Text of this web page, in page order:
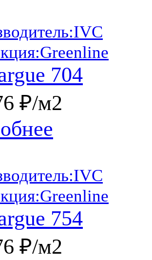
IVC
Greenline
704
₽/м2
IVC
Greenline
754
₽/м2